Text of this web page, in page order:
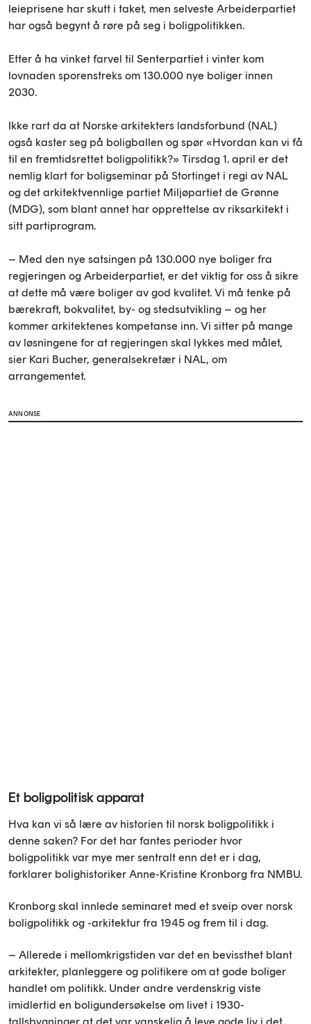
leieprisene har skutt i taket, men selveste Arbeiderpartiet
har også begynt å røre på seg i boligpolitikken.
Etter å ha vinket farvel til Senterpartiet i vinter kom
lovnaden sporenstreks om 130.000 nye boliger innen
2030.
Ikke rart da at Norske arkitekters landsforbund (NAL)
også kaster seg på boligballen og spør «Hvordan kan vi få
til en fremtidsrettet boligpolitikk?» Tirsdag 1. april er det
nemlig klart for boligseminar på Stortinget i regi av NAL
og det arkitektvennlige partiet Miljøpartiet de Grønne
(MDG), som blant annet har opprettelse av riksarkitekt i
sitt partiprogram.
– Med den nye satsingen på 130.000 nye boliger fra
regjeringen og Arbeiderpartiet, er det viktig for oss å sikre
at dette må være boliger av god kvalitet. Vi må tenke på
bærekraft, bokvalitet, by- og stedsutvikling – og her
kommer arkitektenes kompetanse inn. Vi sitter på mange
av løsningene for at regjeringen skal lykkes med målet,
sier Kari Bucher, generalsekretær i NAL, om
arrangementet.
ANNONSE
Et boligpolitisk apparat
Hva kan vi så lære av historien til norsk boligpolitikk i
denne saken? For det har fantes perioder hvor
boligpolitikk var mye mer sentralt enn det er i dag,
forklarer bolighistoriker Anne-Kristine Kronborg fra NMBU.
Kronborg skal innlede seminaret med et sveip over norsk
boligpolitikk og -arkitektur fra 1945 og frem til i dag.
– Allerede i mellomkrigstiden var det en bevissthet blant
arkitekter, planleggere og politikere om at gode boliger
handlet om politikk. Under andre verdenskrig viste
imidlertid en boligundersøkelse om livet i 1930-
tallsbygninger at det var vanskelig å leve gode liv i det